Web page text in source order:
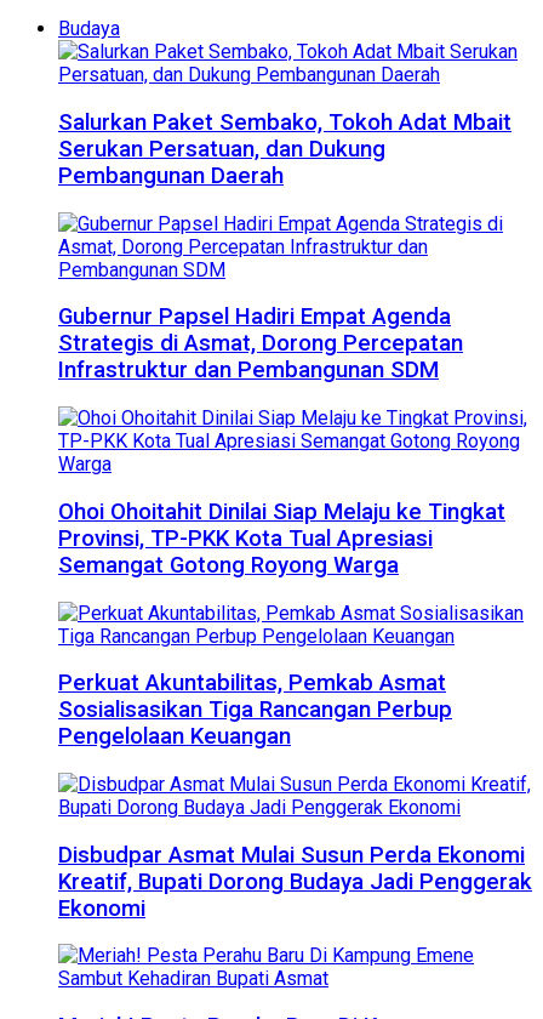
Budaya
Salurkan Paket Sembako, Tokoh Adat Mbait
Serukan Persatuan, dan Dukung
Pembangunan Daerah
Gubernur Papsel Hadiri Empat Agenda
Strategis di Asmat, Dorong Percepatan
Infrastruktur dan Pembangunan SDM
Ohoi Ohoitahit Dinilai Siap Melaju ke Tingkat
Provinsi, TP-PKK Kota Tual Apresiasi
Semangat Gotong Royong Warga
Perkuat Akuntabilitas, Pemkab Asmat
Sosialisasikan Tiga Rancangan Perbup
Pengelolaan Keuangan
Disbudpar Asmat Mulai Susun Perda Ekonomi
Kreatif, Bupati Dorong Budaya Jadi Penggerak
Ekonomi